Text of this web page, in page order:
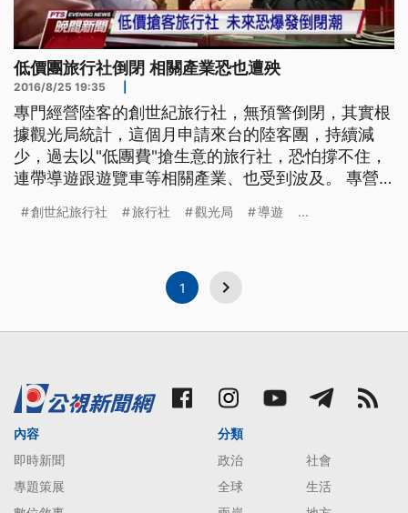
低價團旅行社倒閉 相關產業恐也遭殃
2016/8/25 19:35
專門經營陸客的創世紀旅行社，無預警倒閉，其實根
據觀光局統計，這個月申請來台的陸客團，持續減
少，過去以"低團費"搶生意的旅行社，恐怕撐不住，
連帶導遊跟遊覽車等相關產業、也受到波及。 專營
怕，只是剛開始。 因為創世紀旅行社，接待陸團
模式，一旦購物佣金不如預期
創世紀旅行社 旅行社 觀光局 導遊 ...
1
內容
即時新聞
專題策展
分類
政治
社會
全球
生活